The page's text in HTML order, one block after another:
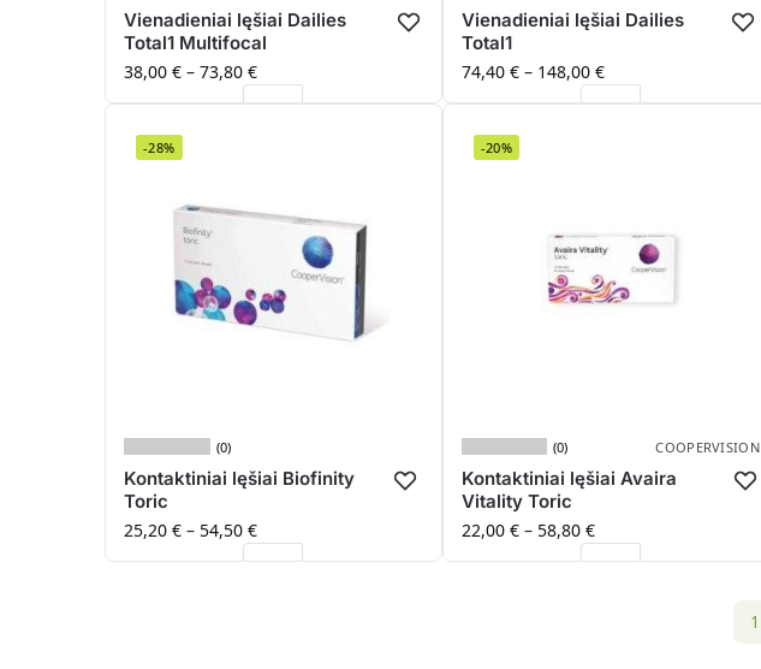
Vienadieniai lęšiai Dailies
Total1 Multifocal
38,00 € – 73,80 €
Vienadieniai lęšiai Dailies
Total1
74,40 € – 148,00 €
-28%
(0)
Kontaktiniai lęšiai Biofinity
Toric
25,20 € – 54,50 €
-20%
(0) COOPERVISION
Kontaktiniai lęšiai Avaira
Vitality Toric
22,00 € – 58,80 €
1